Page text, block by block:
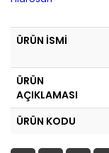
ÜRÜN İSMİ
ÜRÜN
AÇIKLAMASI
ÜRÜN KODU